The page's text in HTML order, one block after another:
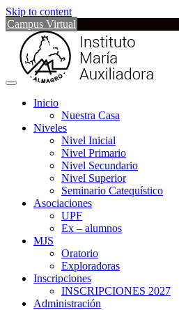
Skip to content
Campus Virtual
Inicio
Nuestra Casa
Niveles
Nivel Inicial
Nivel Primario
Nivel Secundario
Nivel Superior
Seminario Catequístico
Asociaciones
UPF
Ex – alumnos
MJS
Oratorio
Exploradoras
Inscripciones
INSCRIPCIONES 2027
Administración